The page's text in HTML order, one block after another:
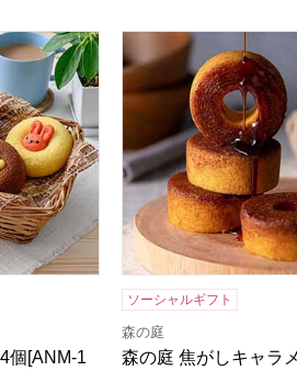
[ANM-10]【年間ギフト】
個[ANM-1
森の庭 焦がしキャラ
ソーシャルギフト
森の庭
森の庭 焦がしキャラ
から絞り込むことができます。